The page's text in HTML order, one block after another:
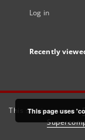
Log in
Recently
This service runs on
This page uses